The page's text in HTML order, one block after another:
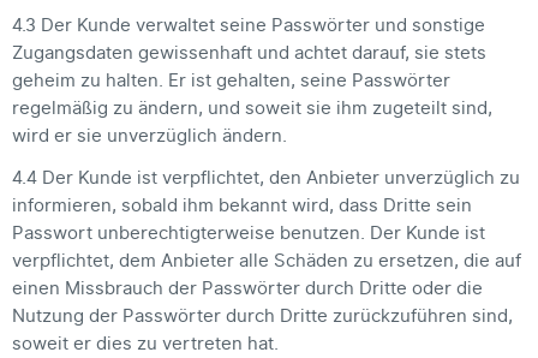
4.3 Der Kunde verwaltet seine Passwörter und sonstige
Zugangsdaten gewissenhaft und achtet darauf, sie stets
geheim zu halten. Er ist gehalten, seine Passwörter
regelmäßig zu ändern, und soweit sie ihm zugeteilt sind,
wird er sie unverzüglich ändern.
4.4 Der Kunde ist verpflichtet, den Anbieter unverzüglich zu
informieren, sobald ihm bekannt wird, dass Dritte sein
Passwort unberechtigterweise benutzen. Der Kunde ist
verpflichtet, dem Anbieter alle Schäden zu ersetzen, die auf
einen Missbrauch der Passwörter durch Dritte oder die
Nutzung der Passwörter durch Dritte zurückzuführen sind,
soweit er dies zu vertreten hat.